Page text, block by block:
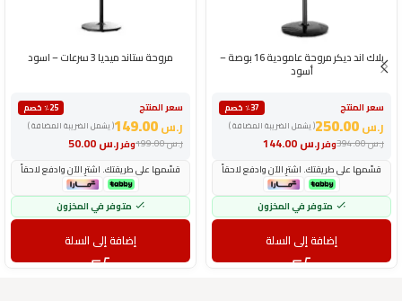
بلاك اند ديكر مروحة عامودية 16 بوصة –
أسود
سعر المنتج
٪37 خصم
( يشمل الضريبة المضافة )
ر.س
وفرر.س ر.س394.00
قسّمها على طريقتك. اشترِ الآن وادفع لاحقاً
متوفر في المخزون
إضافة إلى السلة
مروحة ستاند ميديا 3 سرعات – اسود
سعر المنتج
٪25 خصم
( يشمل الضريبة المضافة )
ر.س
وفرر.س ر.س199.00
قسّمها على طريقتك. اشترِ الآن وادفع لاحقاً
متوفر في المخزون
إضافة إلى السلة